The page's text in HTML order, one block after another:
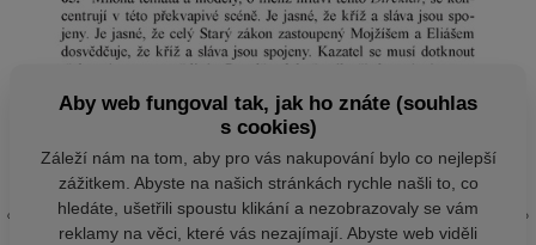
Aby web fungoval tak, jak ho znáte (souhlas
s cookies)
Záleží nám na tom, aby pro vás nakupování bylo co nejlepší
zážitkem. Abyste na našich stránkách rychle našli to, co
hledáte, ušetřili spoustu klikání a nezobrazovaly se vám
reklamy na věci, které vás nezajímají. Abyste web viděli